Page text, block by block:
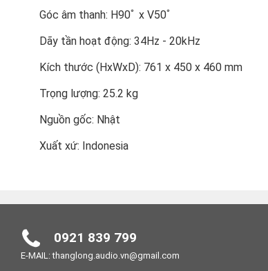
Góc âm thanh: H90ﾟ x V50ﾟ
Dãy tần hoạt động: 34Hz - 20kHz
Kích thước (HxWxD): 761 x 450 x 460 mm
Trọng lượng: 25.2 kg
Nguồn gốc: Nhật
Xuất xứ: Indonesia
0921 839 799
E-MAIL: thanglong.audio.vn@gmail.com